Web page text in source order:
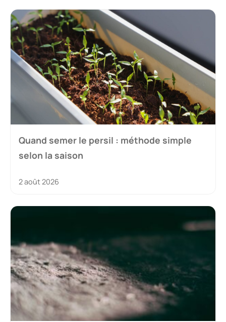
Quand semer le persil : méthode simple
selon la saison
2 août 2026